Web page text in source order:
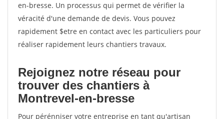
en-bresse. Un processus qui permet de vérifier la
véracité d'une demande de devis. Vous pouvez
rapidement $etre en contact avec les particuliers pour
réaliser rapidement leurs chantiers travaux.
Rejoignez notre réseau pour
trouver des chantiers à
Montrevel-en-bresse
Pour pérénniser votre entreprise en tant qu'artisan